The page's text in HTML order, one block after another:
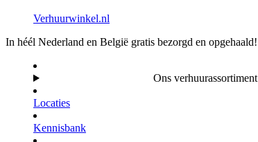
Verhuurwinkel.nl
In héél Nederland en België gratis bezorgd en opgehaald!
Ons verhuurassortiment
Locaties
Kennisbank